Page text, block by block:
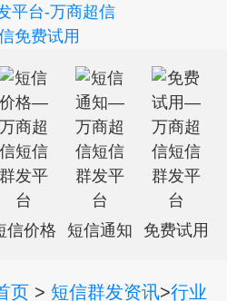
信价格 短信通知 免费试用
页 > 短信群发资讯>行业